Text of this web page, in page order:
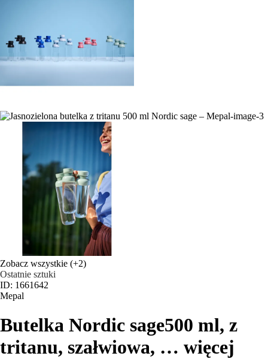
Zobacz wszystkie (+2)
Ostatnie sztuki
ID: 1661642
Mepal
Butelka Nordic sage500 ml, z
tritanu, szałwiowa, … więcej